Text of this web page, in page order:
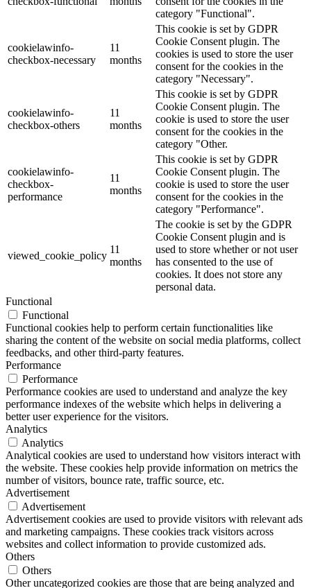
category "Functional".
cookielawinfo-
checkbox-necessary
11
months
This cookie is set by GDPR
Cookie Consent plugin. The
cookies is used to store the user
consent for the cookies in the
category "Necessary".
cookielawinfo-
checkbox-others
11
months
This cookie is set by GDPR
Cookie Consent plugin. The
cookie is used to store the user
consent for the cookies in the
category "Other.
cookielawinfo-
checkbox-
performance
11
months
This cookie is set by GDPR
Cookie Consent plugin. The
cookie is used to store the user
consent for the cookies in the
category "Performance".
viewed_cookie_policy
11
months
The cookie is set by the GDPR
Cookie Consent plugin and is
used to store whether or not user
has consented to the use of
cookies. It does not store any
personal data.
Functional
Functional
Functional cookies help to perform certain functionalities like
sharing the content of the website on social media platforms, collect
feedbacks, and other third-party features.
Performance
Performance
Performance cookies are used to understand and analyze the key
performance indexes of the website which helps in delivering a
better user experience for the visitors.
Analytics
Analytics
Analytical cookies are used to understand how visitors interact with
the website. These cookies help provide information on metrics the
number of visitors, bounce rate, traffic source, etc.
Advertisement
Advertisement
Advertisement cookies are used to provide visitors with relevant ads
and marketing campaigns. These cookies track visitors across
websites and collect information to provide customized ads.
Others
Others
Other uncategorized cookies are those that are being analyzed and